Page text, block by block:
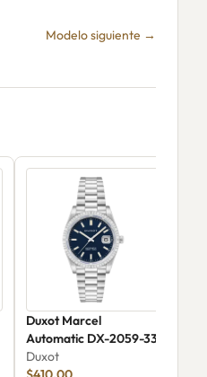
Modelo siguiente →
Duxot Marcel
Automatic DX-2059-33
Duxot